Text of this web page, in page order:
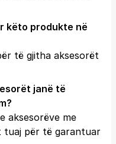
këto produkte në
të gjitha aksesorët
janë të
aksesorëve me
tuaj për të garantuar